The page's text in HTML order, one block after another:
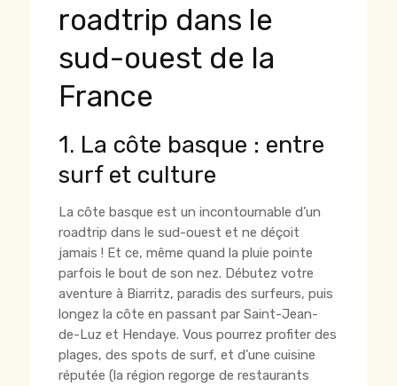
roadtrip dans le
sud-ouest de la
France
1. La côte basque : entre
surf et culture
La côte basque est un incontournable d’un
roadtrip dans le sud-ouest et ne déçoit
jamais ! Et ce, même quand la pluie pointe
parfois le bout de son nez. Débutez votre
aventure à Biarritz, paradis des surfeurs, puis
longez la côte en passant par Saint-Jean-
de-Luz et Hendaye. Vous pourrez profiter des
plages, des spots de surf, et d’une cuisine
réputée (la région regorge de restaurants